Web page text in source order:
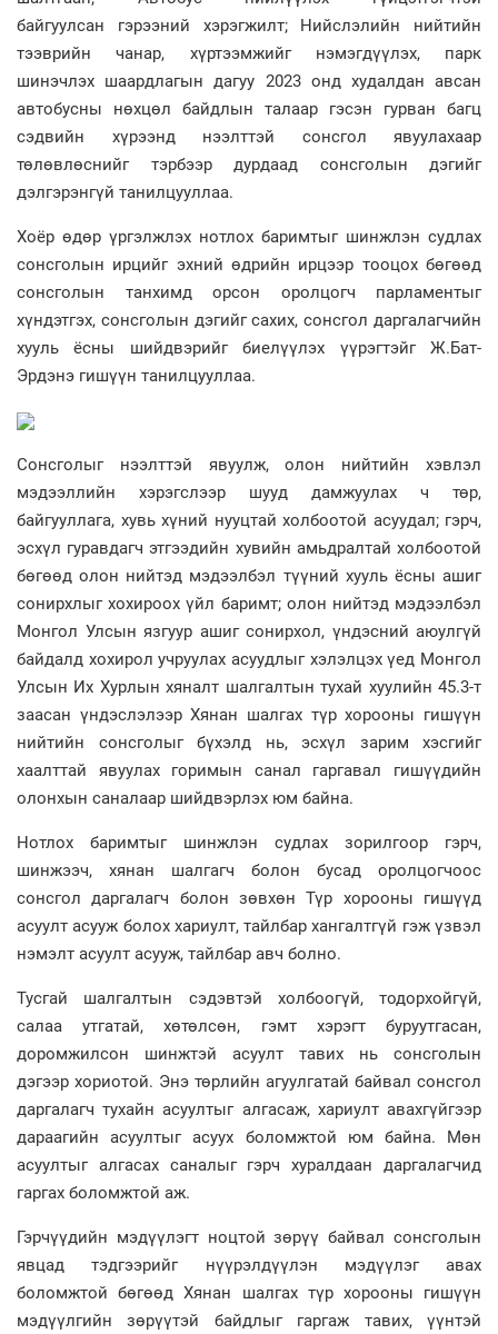
байгуулсан гэрээний хэрэгжилт; Нийслэлийн нийтийн
тээврийн чанар, хүртээмжийг нэмэгдүүлэх, парк
шинэчлэх шаардлагын дагуу 2023 онд худалдан авсан
автобусны нөхцөл байдлын талаар гэсэн гурван багц
сэдвийн хүрээнд нээлттэй сонсгол явуулахаар
төлөвлөснийг тэрбээр дурдаад сонсголын дэгийг
дэлгэрэнгүй танилцууллаа.
Хоёр өдөр үргэлжлэх нотлох баримтыг шинжлэн судлах
сонсголын ирцийг эхний өдрийн ирцээр тооцох бөгөөд
сонсголын танхимд орсон оролцогч парламентыг
хүндэтгэх, сонсголын дэгийг сахих, сонсгол даргалагчийн
хууль ёсны шийдвэрийг биелүүлэх үүрэгтэйг Ж.Бат-
Эрдэнэ гишүүн танилцууллаа.
Сонсголыг нээлттэй явуулж, олон нийтийн хэвлэл
мэдээллийн хэрэгслээр шууд дамжуулах ч төр,
байгууллага, хувь хүний нууцтай холбоотой асуудал; гэрч,
эсхүл гуравдагч этгээдийн хувийн амьдралтай холбоотой
бөгөөд олон нийтэд мэдээлбэл түүний хууль ёсны ашиг
сонирхлыг хохироох үйл баримт; олон нийтэд мэдээлбэл
Монгол Улсын язгуур ашиг сонирхол, үндэсний аюулгүй
байдалд хохирол учруулах асуудлыг хэлэлцэх үед Монгол
Улсын Их Хурлын хяналт шалгалтын тухай хуулийн 45.3-т
заасан үндэслэлээр Хянан шалгах түр хорооны гишүүн
нийтийн сонсголыг бүхэлд нь, эсхүл зарим хэсгийг
хаалттай явуулах горимын санал гаргавал гишүүдийн
олонхын саналаар шийдвэрлэх юм байна.
Нотлох баримтыг шинжлэн судлах зорилгоор гэрч,
шинжээч, хянан шалгагч болон бусад оролцогчоос
сонсгол даргалагч болон зөвхөн Түр хорооны гишүүд
асуулт асууж болох хариулт, тайлбар хангалтгүй гэж үзвэл
нэмэлт асуулт асууж, тайлбар авч болно.
Тусгай шалгалтын сэдэвтэй холбоогүй, тодорхойгүй,
салаа утгатай, хөтөлсөн, гэмт хэрэгт буруутгасан,
доромжилсон шинжтэй асуулт тавих нь сонсголын
дэгээр хориотой. Энэ төрлийн агуулгатай байвал сонсгол
даргалагч тухайн асуултыг алгасаж, хариулт авахгүйгээр
дараагийн асуултыг асуух боломжтой юм байна. Мөн
асуултыг алгасах саналыг гэрч хуралдаан даргалагчид
гаргах боломжтой аж.
Гэрчүүдийн мэдүүлэгт ноцтой зөрүү байвал сонсголын
явцад тэдгээрийг нүүрэлдүүлэн мэдүүлэг авах
боломжтой бөгөөд Хянан шалгах түр хорооны гишүүн
мэдүүлгийн зөрүүтэй байдлыг гаргаж тавих, үүнтэй